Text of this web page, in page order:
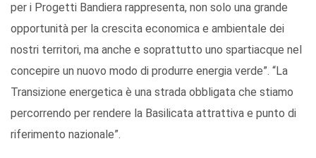
per i Progetti Bandiera rappresenta, non solo una grande
opportunità per la crescita economica e ambientale dei
nostri territori, ma anche e soprattutto uno spartiacque nel
concepire un nuovo modo di produrre energia verde”. “La
Transizione energetica è una strada obbligata che stiamo
percorrendo per rendere la Basilicata attrattiva e punto di
riferimento nazionale”.